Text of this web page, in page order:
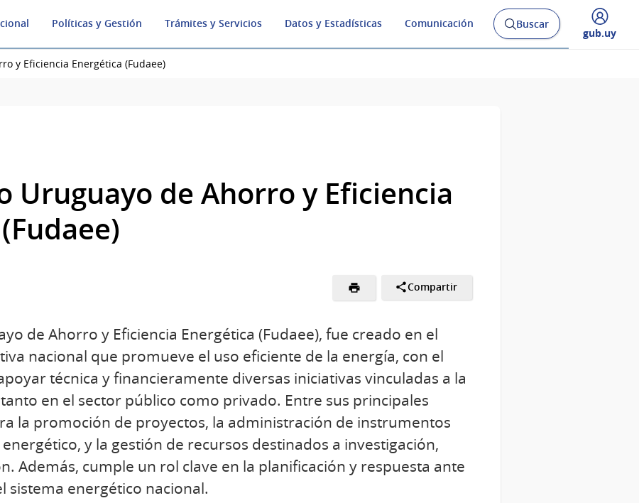
Políticas y Gestión Trámites y Servicios Datos y Estadísticas Comunicación
Abrir
buscador
Buscar
Desplegar
gub.uy
y Eficiencia Energética (Fudaee)
Uruguayo de Ahorro y Eficiencia
Compartir
de Ahorro y Eficiencia Energética (Fudaee), fue creado en el
nacional que promueve el uso eficiente de la energía, con el
técnica y financieramente diversas iniciativas vinculadas a la
en el sector público como privado. Entre sus principales
la promoción de proyectos, la administración de instrumentos
y la gestión de recursos destinados a investigación,
Además, cumple un rol clave en la planificación y respuesta ante
sistema energético nacional.